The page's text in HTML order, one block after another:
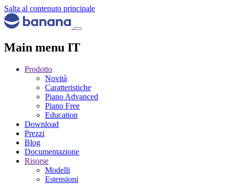
Salta al contenuto principale
Main menu IT
Prodotto
Novità
Caratteristiche
Piano Advanced
Piano Free
Education
Download
Prezzi
Blog
Documentazione
Risorse
Modelli
Estensioni